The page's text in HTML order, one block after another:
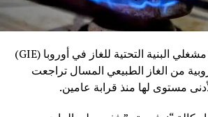
أشارت بيانات رابطة مشغلي البنية التحتية للغاز في أوروبا (GIE)
من الغاز الطبيعي المسال تراجعت
مستوى لها منذ قرابة عامين.